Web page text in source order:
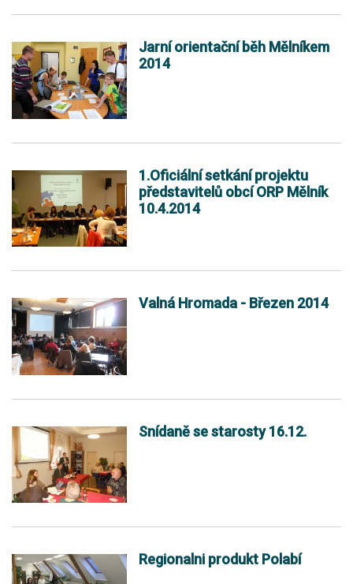
Jarní orientační běh Mělníkem
2014
1.Oficiální setkání projektu
představitelů obcí ORP Mělník
10.4.2014
Valná Hromada - Březen 2014
Snídaně se starosty 16.12.
Regionalni produkt Polabí